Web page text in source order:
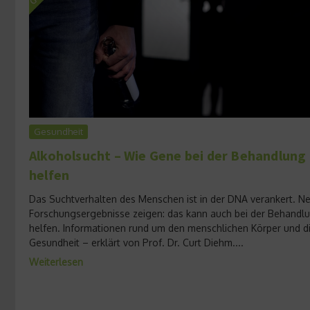
Gesundheit
Alkoholsucht – Wie Gene bei der Behandlung
helfen
Das Suchtverhalten des Menschen ist in der DNA verankert.
Forschungsergebnisse zeigen: das kann auch bei der
helfen. Informationen rund um den menschlichen Körper und
Gesundheit – erklärt von Prof. Dr. Curt Diehm....
Weiterlesen